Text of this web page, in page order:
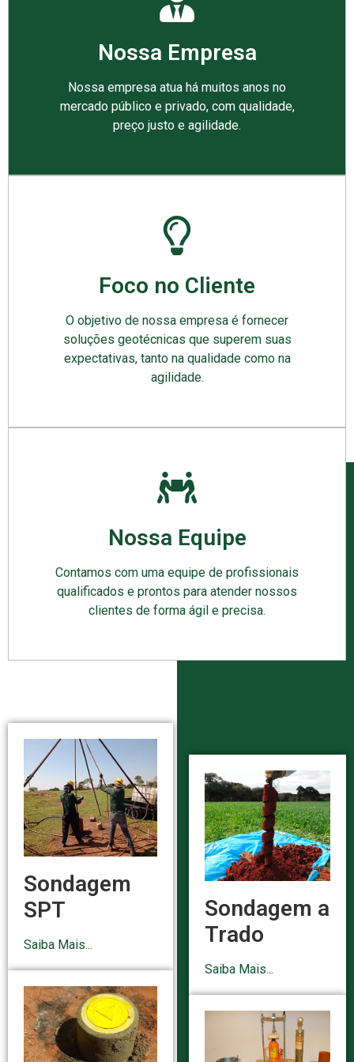
Nossa Empresa
Nossa empresa atua há muitos anos no
mercado público e privado, com qualidade,
preço justo e agilidade.
Foco no Cliente
O objetivo de nossa empresa é fornecer
soluções geotécnicas que superem suas
expectativas, tanto na qualidade como na
agilidade.
Nossa Equipe
Contamos com uma equipe de profissionais
qualificados e prontos para atender nossos
clientes de forma ágil e precisa.
Sondagem
SPT
Saiba Mais...
Sondagem a
Trado
Saiba Mais...